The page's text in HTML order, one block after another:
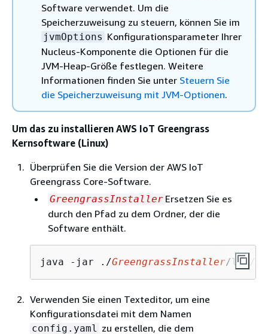
Software verwendet. Um die
Speicherzuweisung zu steuern, können Sie im
jvmOptions Konfigurationsparameter Ihrer
Nucleus-Komponente die Optionen für die
JVM-Heap-Größe festlegen. Weitere
Informationen finden Sie unter Steuern Sie
die Speicherzuweisung mit JVM-Optionen.
Um das zu installieren AWS IoT Greengrass
Kernsoftware (Linux)
Überprüfen Sie die Version der AWS IoT
Greengrass Core-Software.
GreengrassInstaller Ersetzen Sie es
durch den Pfad zu dem Ordner, der die
Software enthält.
java -jar ./GreengrassInstaller/lib/
Verwenden Sie einen Texteditor, um eine
Konfigurationsdatei mit dem Namen
config.yaml zu erstellen, die dem